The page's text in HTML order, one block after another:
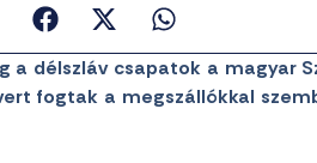
a délszláv csapatok a magyar
fogtak a megszállókkal